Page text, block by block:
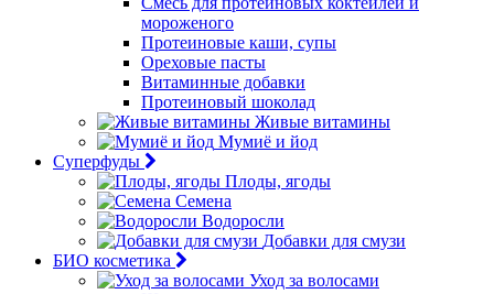
мороженого
Протеиновые каши, супы
Ореховые пасты
Витаминные добавки
Протеиновый шоколад
Живые витамины
Мумиё и йод
Суперфуды
Плоды, ягоды
Семена
Водоросли
Добавки для смузи
БИО косметика
Уход за волосами